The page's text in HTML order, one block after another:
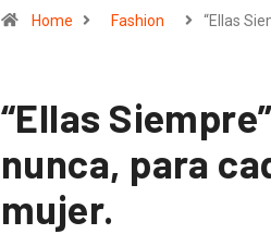
Home Fashion “Ellas
“Ellas
nunca, para
mujer.